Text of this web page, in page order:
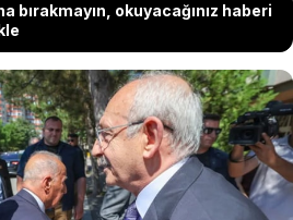
bırakmayın, okuyacağınız haberi
kararı sonrası Kılıçdaroğlu
çeken bir kulis bilgisi
İddiaya göre Kılıçdaroğlu,